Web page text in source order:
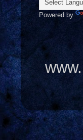
Powered by